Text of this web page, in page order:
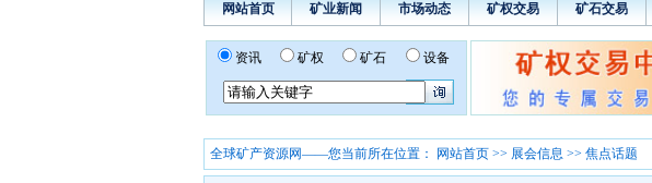
网站首页 矿业新闻 市场动态 矿权交易 矿石交易
资讯 矿权 矿石 设备
全球矿产资源网——您当前所在位置： 网站首页 >> 展会信息 >> 焦点话题